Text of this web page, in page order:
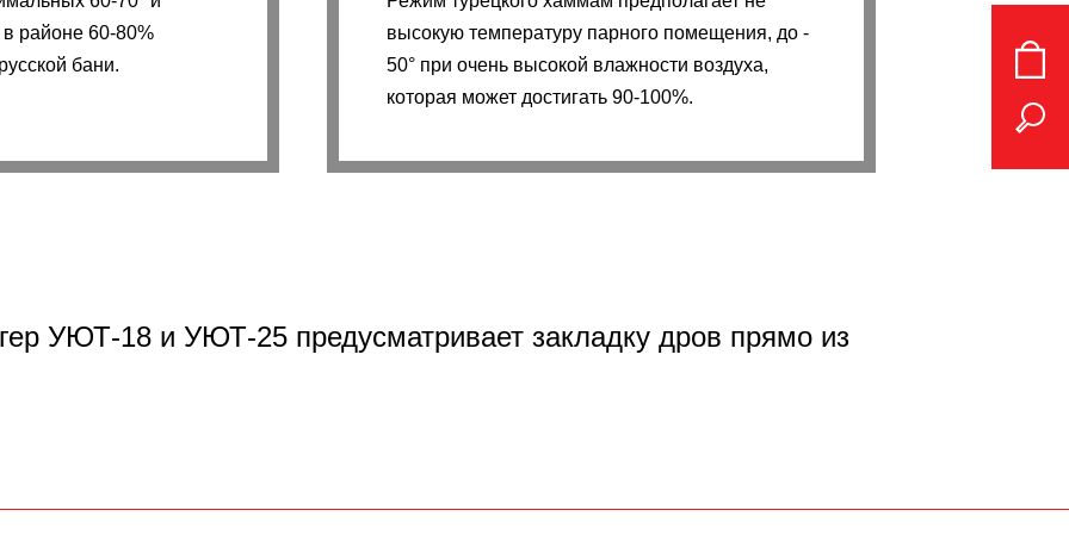
районе 60-80%
бани.
высокую температуру парного помещения, до -
50° при очень высокой влажности воздуха,
которая может достигать 90-100%.
УЮТ-18 и УЮТ-25 предусматривает закладку дров прямо из